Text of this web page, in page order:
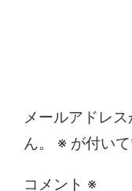
メールアドレ
ん。
※ が付い
コメント ※